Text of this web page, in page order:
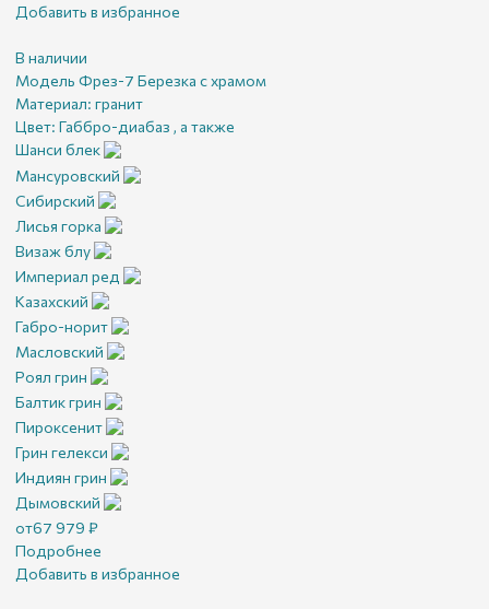
Добавить в избранное
В наличии
Модель Фрез-7 Березка с храмом
Материал: гранит
Цвет: Габбро-диабаз , а также
Шанси блек
Мансуровский
Сибирский
Лисья горка
Визаж блу
Империал ред
Казахский
Габро-норит
Масловский
Роял грин
Балтик грин
Пироксенит
Грин гелекси
Индиян грин
Дымовский
от67 979 ₽
Подробнее
Добавить в избранное